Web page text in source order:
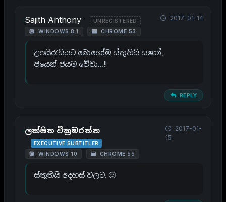
Sajith Anthony UNREGISTERED
WINDOWS 8.1 CHROME 53
2017-01-14
උපසිරැසියට බොහෝම ස්තුතියි සහෝ,
ජයෙන් ජයම වේවා…!!
REPLY
ලක්ෂිත වික්‍රමරත්න
EXECUTIVE SUBTITLER
WINDOWS 10 CHROME 55
2017-01-
15
ස්තූතියි අදහස් වලට. 🙂